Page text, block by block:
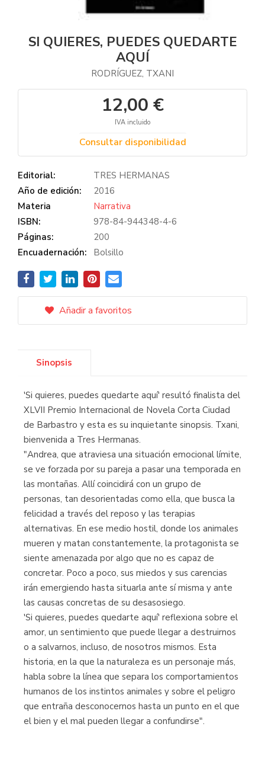
SI QUIERES, PUEDES QUEDARTE
AQUÍ
RODRÍGUEZ, TXANI
12,00 €
IVA incluido
Consultar disponibilidad
Editorial:
TRES HERMANAS
Año de edición:
2016
Materia
Narrativa
ISBN:
978-84-944348-4-6
Páginas:
200
Encuadernación:
Bolsillo
Añadir a favoritos
Sinopsis
'Si quieres, puedes quedarte aquí' resultó finalista del
XLVII Premio Internacional de Novela Corta Ciudad
de Barbastro y esta es su inquietante sinopsis. Txani,
bienvenida a Tres Hermanas.
"Andrea, que atraviesa una situación emocional límite,
se ve forzada por su pareja a pasar una temporada en
las montañas. Allí coincidirá con un grupo de
personas, tan desorientadas como ella, que busca la
felicidad a través del reposo y las terapias
alternativas. En ese medio hostil, donde los animales
mueren y matan constantemente, la protagonista se
siente amenazada por algo que no es capaz de
concretar. Poco a poco, sus miedos y sus carencias
irán emergiendo hasta situarla ante sí misma y ante
las causas concretas de su desasosiego.
'Si quieres, puedes quedarte aquí' reflexiona sobre el
amor, un sentimiento que puede llegar a destruirnos
o a salvarnos, incluso, de nosotros mismos. Esta
historia, en la que la naturaleza es un personaje más,
habla sobre la línea que separa los comportamientos
humanos de los instintos animales y sobre el peligro
que entraña desconocernos hasta un punto en el que
el bien y el mal pueden llegar a confundirse".